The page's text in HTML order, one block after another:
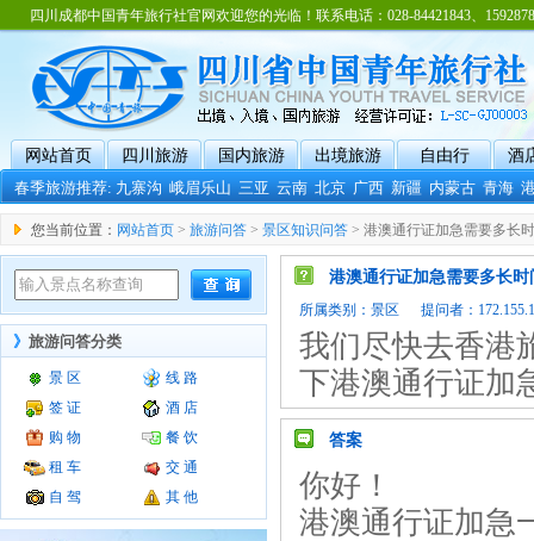
四川成都中国青年旅行社官网欢迎您的光临！联系电话：028-84421843、
网站首页 四川旅游 国内旅游 出境旅游 自由行
酒
春季旅游推荐:九寨沟 峨眉乐山 三亚 云南 北京 广西 新疆 内蒙古 青海
您当前位置： 网站首页 > 旅游问答 > 景区知识问答 > 港澳通行证加急需要多长
》 旅游问答分类
景 区
线 路
签 证
酒 店
购 物
餐 饮
租 车
交 通
自 驾
其 他
港澳通行证加急需要多长时
所属类别： 景区 提问者：
我们尽快去香港
下港澳通行证加
答案
你好！
港澳通行证加急